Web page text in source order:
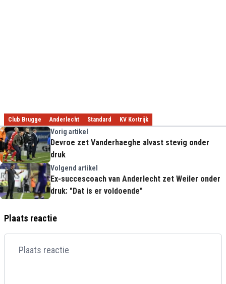
Club Brugge Anderlecht Standard KV Kortrijk
Vorig artikel
Devroe zet Vanderhaeghe alvast stevig onder
druk
Volgend artikel
Ex-succescoach van Anderlecht zet Weiler onder
druk: "Dat is er voldoende"
Plaats reactie